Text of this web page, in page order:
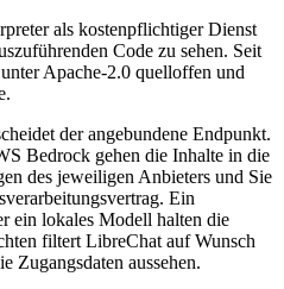
als kostenpflichtiger Dienst
Code zu sehen. Seit
Apache-2.0 quelloffen und
der angebundene Endpunkt.
Bedrock gehen die Inhalte in die
des jeweiligen Anbieters und Sie
Ein
ein lokales Modell halten die
filtert LibreChat auf Wunsch
Zugangsdaten aussehen.